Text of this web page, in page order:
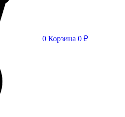
0 Корзина 0 ₽